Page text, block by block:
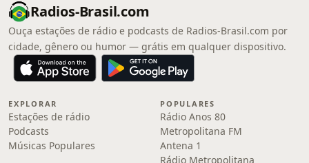
Radios-Brasil.com
Ouça estações de rádio e podcasts de Radios-Brasil.com por
cidade, gênero ou humor — grátis em qualquer dispositivo.
EXPLORAR
Estações de rádio
Podcasts
Músicas Populares
POPULARES
Rádio Anos 80
Metropolitana FM
Antena 1
Rádio Metropolitana